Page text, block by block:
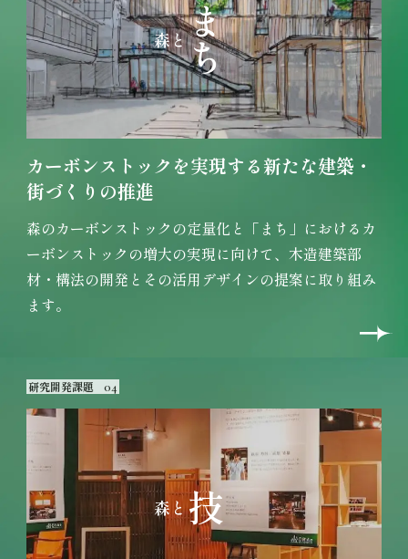
森とまち
カーボンストックを実現する新たな建築・
街づくりの推進
森のカーボンストックの定量化と「まち」におけるカ
ーボンストックの増大の実現に向けて、木造建築部
材・構法の開発とその活用デザインの提案に取り組み
ます。
研究開発課題 04
森と技